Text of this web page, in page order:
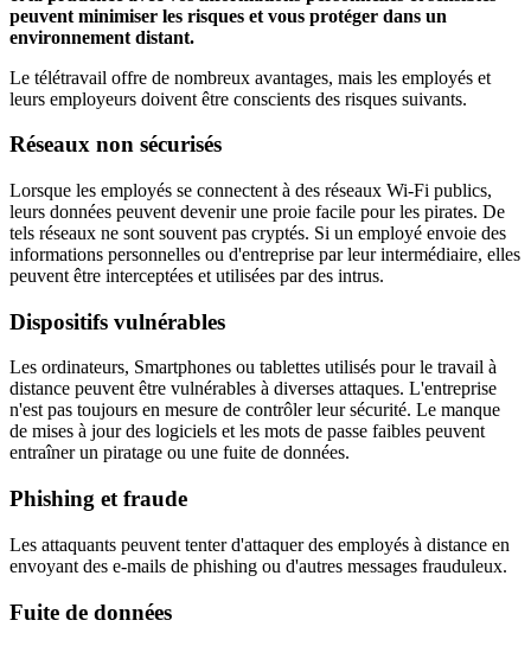
peuvent minimiser les risques et vous protéger dans un
environnement distant.
Le télétravail offre de nombreux avantages, mais les employés et
leurs employeurs doivent être conscients des risques suivants.
Réseaux non sécurisés
Lorsque les employés se connectent à des réseaux Wi-Fi publics,
leurs données peuvent devenir une proie facile pour les pirates. De
tels réseaux ne sont souvent pas cryptés. Si un employé envoie des
informations personnelles ou d'entreprise par leur intermédiaire, elles
peuvent être interceptées et utilisées par des intrus.
Dispositifs vulnérables
Les ordinateurs, Smartphones ou tablettes utilisés pour le travail à
distance peuvent être vulnérables à diverses attaques. L'entreprise
n'est pas toujours en mesure de contrôler leur sécurité. Le manque
de mises à jour des logiciels et les mots de passe faibles peuvent
entraîner un piratage ou une fuite de données.
Phishing et fraude
Les attaquants peuvent tenter d'attaquer des employés à distance en
envoyant des e-mails de phishing ou d'autres messages frauduleux.
Fuite de données